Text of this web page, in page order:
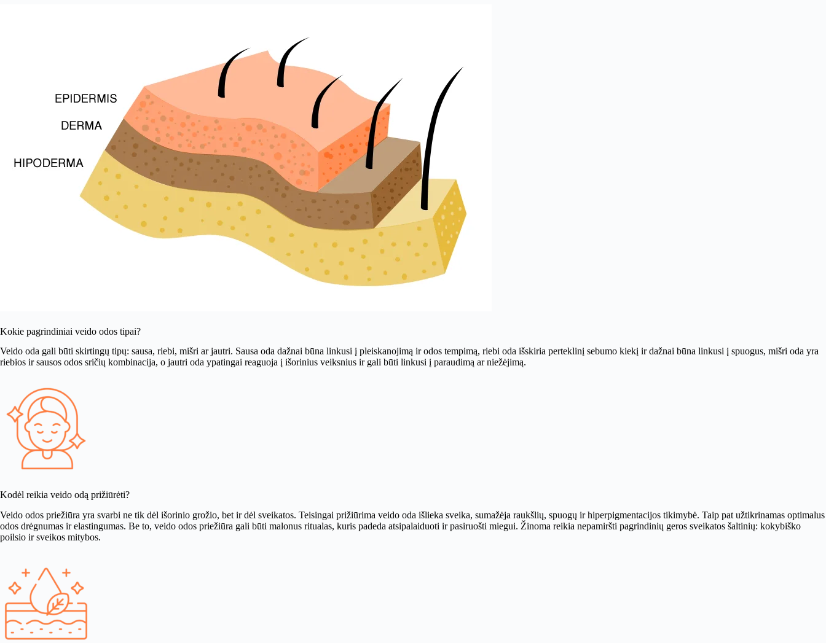
Kokie pagrindiniai veido odos tipai?
Veido oda gali būti skirtingų tipų: sausa, riebi, mišri ar jautri. Sausa oda dažnai būna linkusi į pleiskanojimą ir odos tempimą, riebi oda išskiria perteklinį sebumo kiekį ir dažnai būna linkusi į spuogus, mišri oda yra
riebios ir sausos odos sričių kombinacija, o jautri oda ypatingai reaguoja į išorinius veiksnius ir gali būti linkusi į paraudimą ar niežėjimą.
Kodėl reikia veido odą prižiūrėti?
Veido odos priežiūra yra svarbi ne tik dėl išorinio grožio, bet ir dėl sveikatos. Teisingai prižiūrima veido oda išlieka sveika, sumažėja raukšlių, spuogų ir hiperpigmentacijos tikimybė. Taip pat užtikrinamas optimalus
odos drėgnumas ir elastingumas. Be to, veido odos priežiūra gali būti malonus ritualas, kuris padeda atsipalaiduoti ir pasiruošti miegui. Žinoma reikia nepamiršti pagrindinių geros sveikatos šaltinių: kokybiško
poilsio ir sveikos mitybos.